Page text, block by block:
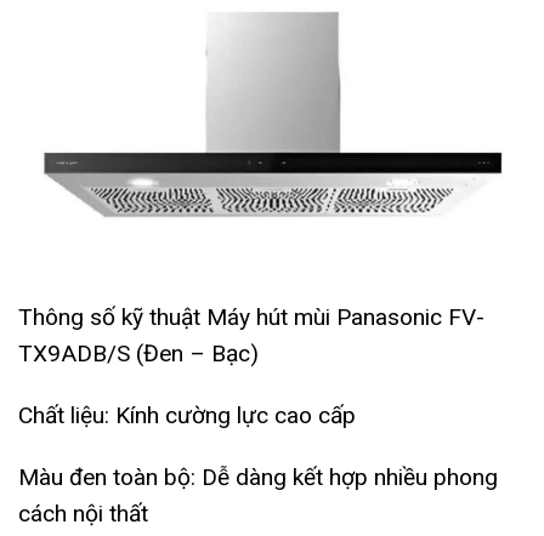
Thông số kỹ thuật Máy hút mùi Panasonic FV-
TX9ADB/S (Đen – Bạc)
Chất liệu: Kính cường lực cao cấp
Màu đen toàn bộ: Dễ dàng kết hợp nhiều phong
cách nội thất